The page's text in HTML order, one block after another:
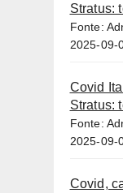
Stratus:
Fonte:
2025-09-
Covid
Stratus:
Fonte:
2025-09-
Covid,